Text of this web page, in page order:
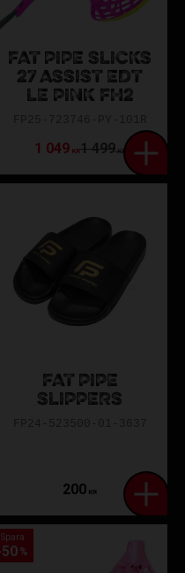
FAT PIPE SLICKS
27 ASSIST EDT
LE PINK FH2
1 049KR1 499KR
FAT PIPE
SLIPPERS
200 KR
Spara
50 %